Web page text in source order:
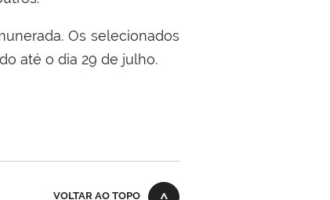
Os selecionados
até o dia 29 de julho.
VOLTAR AO TOPO